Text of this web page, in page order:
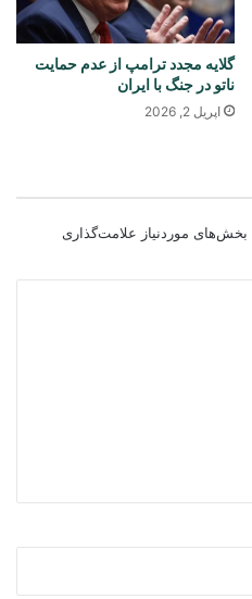
گلایه مجدد ترامپ از عدم حمایت
ناتو در جنگ با ایران
اپریل 2, 2026
بخش‌های موردنیاز علامت‌گذاری